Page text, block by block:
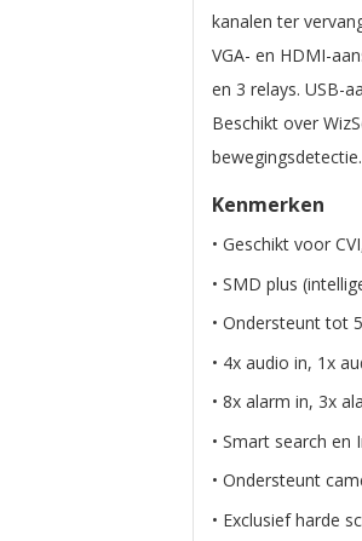
kanalen ter
VGA- en HDMI-
en 3 relays. USB-
Beschikt over
bewegingsdetectie.
Kenmerken
• Geschikt voor
• SMD plus
• Ondersteunt tot
• 4x audio in, 1x
• 8x alarm in, 3x
• Smart search en
• Ondersteunt
• Exclusief harde